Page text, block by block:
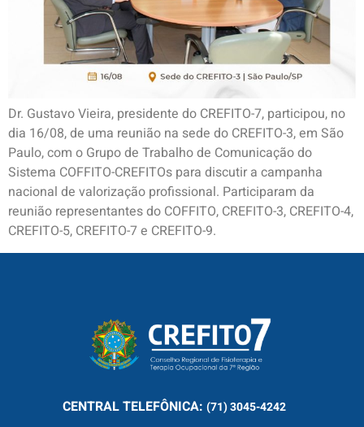
Dr. Gustavo Vieira, presidente do CREFITO-7, participou, no
dia 16/08, de uma reunião na sede do CREFITO-3, em São
Paulo, com o Grupo de Trabalho de Comunicação do
Sistema COFFITO-CREFITOs para discutir a campanha
nacional de valorização profissional. Participaram da
reunião representantes do COFFITO, CREFITO-3, CREFITO-4,
CREFITO-5, CREFITO-7 e CREFITO-9.
CENTRALTELEFÔNICA: (71) 3045-4242